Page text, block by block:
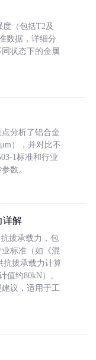
（包括T2及
数据，详细分
状态下的金属
分析了铝合金
），并对比不
1标准和行业
数。
详解
拔承载力，包
标准（如《混
抗拔承载力计算
值约80kN）。
议，适用于工